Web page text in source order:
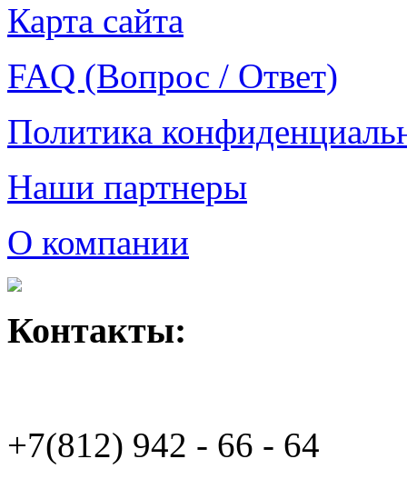
Карта сайта
FAQ (Вопрос / Ответ)
Политика
Наши партнеры
О компании
Контакты:
+7(812) 942 - 66 - 64